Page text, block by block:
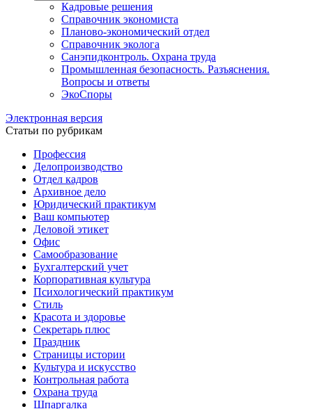
Кадровые решения
Справочник экономиста
Планово-экономический отдел
Справочник эколога
Санэпидконтроль. Охрана труда
Промышленная безопасность. Разъяснения.
Вопросы и ответы
ЭкоСпоры
Электронная версия
Статьи по рубрикам
Профессия
Делопроизводство
Отдел кадров
Архивное дело
Юридический практикум
Ваш компьютер
Деловой этикет
Офис
Самообразование
Бухгалтерский учет
Корпоративная культура
Психологический практикум
Стиль
Красота и здоровье
Секретарь плюс
Праздник
Страницы истории
Культура и искусство
Контрольная работа
Охрана труда
Шпаргалка